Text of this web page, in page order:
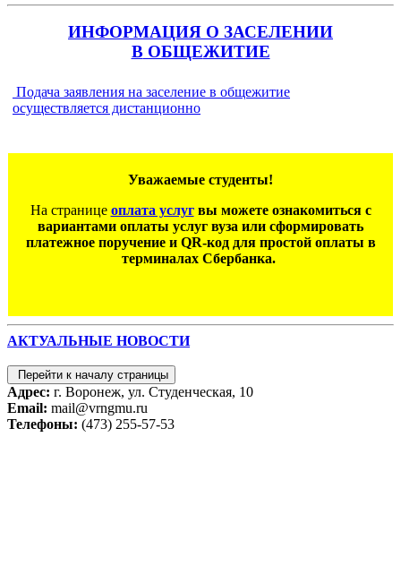
ИНФОРМАЦИЯ О ЗАСЕЛЕНИИ
ВОБЩЕЖИТИЕ
Подача заявления на заселение в общежитие
осуществляется дистанционно
Уважаемые студенты!
На странице оплата услугвы можете ознакомиться с
вариантами оплаты услуг вуза или сформировать
платежное поручение и QR-код для простой оплаты в
терминалах Сбербанка.
АКТУАЛЬНЫЕ НОВОСТИ
Перейти к началу страницы
Адрес: г. Воронеж, ул. Студенческая, 10
Email: mail@vrngmu.ru
Телефоны: (473) 255-57-53